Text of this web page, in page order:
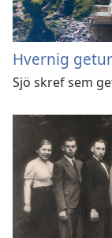
Hvernig
Sjö skref sem